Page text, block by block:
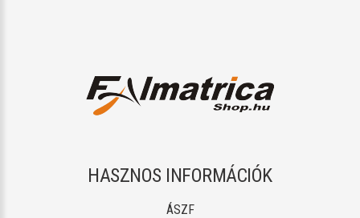
HASZNOS INFORMÁCIÓK
ÁSZF